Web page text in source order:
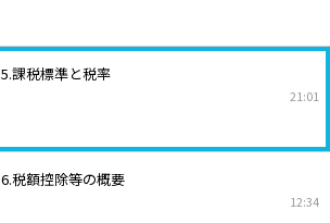
5.課税標準と税率
21:01
6.税額控除等の概要
12:34